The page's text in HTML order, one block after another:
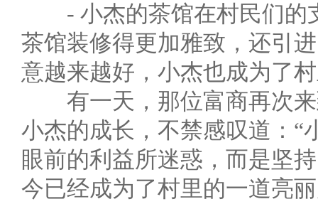
- 小杰的茶馆在村民们的
茶馆装修得更加雅致，还引
意越来越好，小杰也成为了
有一天，那位富商再次来
小杰的成长，不禁感叹道：“
眼前的利益所迷惑，而是坚
今已经成为了村里的一道亮